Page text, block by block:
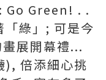
Go ‪Green!‬ . .
綠」; 可是今
展開幕禮...
), 倍添細心挑